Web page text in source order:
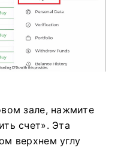
зале, нажмите
счет». Эта
верхнем углу